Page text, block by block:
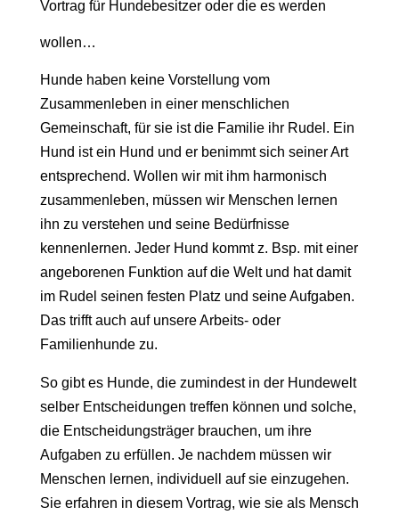
Vortrag für Hundebesitzer oder die es werden
wollen…
Hunde haben keine Vorstellung vom
Zusammenleben in einer menschlichen
Gemeinschaft, für sie ist die Familie ihr Rudel. Ein
Hund ist ein Hund und er benimmt sich seiner Art
entsprechend. Wollen wir mit ihm harmonisch
zusammenleben, müssen wir Menschen lernen
ihn zu verstehen und seine Bedürfnisse
kennenlernen. Jeder Hund kommt z. Bsp. mit einer
angeborenen Funktion auf die Welt und hat damit
im Rudel seinen festen Platz und seine Aufgaben.
Das trifft auch auf unsere Arbeits- oder
Familienhunde zu.
So gibt es Hunde, die zumindest in der Hundewelt
selber Entscheidungen treffen können und solche,
die Entscheidungsträger brauchen, um ihre
Aufgaben zu erfüllen. Je nachdem müssen wir
Menschen lernen, individuell auf sie einzugehen.
Sie erfahren in diesem Vortrag, wie sie als Mensch